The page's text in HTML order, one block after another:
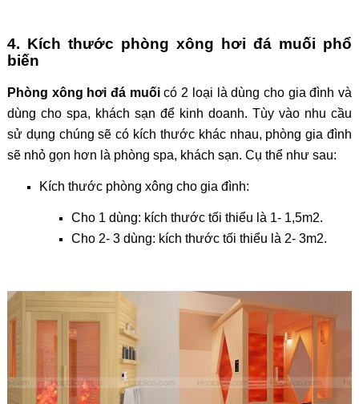
4. Kích thước phòng xông hơi đá muối phổ
biến
Phòng xông hơi đá muốicó 2 loại là dùng cho gia đình và
dùng cho spa, khách sạn để kinh doanh. Tùy vào nhu cầu
sử dụng chúng sẽ có kích thước khác nhau, phòng gia đình
sẽ nhỏ gọn hơn là phòng spa, khách sạn. Cụ thể như sau:
Kích thước phòng xông cho gia đình:
Cho 1 dùng: kích thước tối thiểu là 1- 1,5m2.
Cho 2- 3 dùng: kích thước tối thiểu là 2- 3m2.